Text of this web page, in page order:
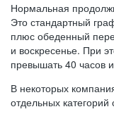
Нормальная
Это стандартный
плюс обеденный
и воскресенье. При
превышать 40 часов
В некоторых
отдельных